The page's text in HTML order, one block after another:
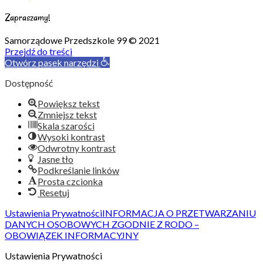
Zapraszamy!
Samorządowe Przedszkole 99 © 2021
Przejdź do treści
Otwórz pasek narzędzi
Dostępność
Powiększ tekst
Zmniejsz tekst
Skala szarości
Wysoki kontrast
Odwrotny kontrast
Jasne tło
Podkreślanie linków
Prosta czcionka
Resetuj
Ustawienia PrywatnościINFORMACJA O PRZETWARZANIU
DANYCH OSOBOWYCH ZGODNIE Z RODO –
OBOWIĄZEK INFORMACYJNY
Ustawienia Prywatności